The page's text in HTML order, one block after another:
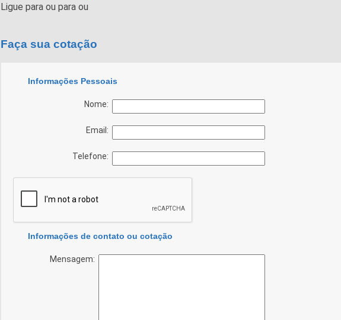
Ligue para ou para ou
Faça sua cotação
Informações Pessoais
Nome:
Email:
Telefone:
Informações de contato ou cotação
Mensagem: